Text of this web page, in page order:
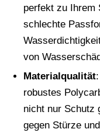
perfekt zu Ihrem
schlechte
von
Materialqualität
robustes
nicht nur Schutz
gegen Stürze